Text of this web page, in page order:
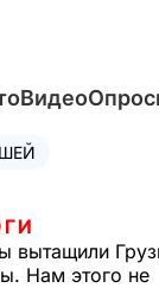
Видео
вытащили
Нам этого не